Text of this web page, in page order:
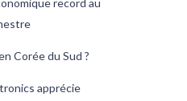
record au
Corée du Sud ?
apprécie